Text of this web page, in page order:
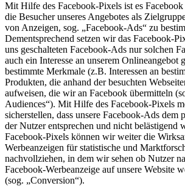
Mit Hilfe des Facebook-Pixels ist es
die Besucher unseres Angebotes als
von Anzeigen, sog. „Facebook-Ads“ zu
Dementsprechend setzen wir das Facebook-
uns geschalteten Facebook-Ads nur solchen
auch ein Interesse an unserem Onlineangebot
bestimmte Merkmale (z.B. Interessen an
Produkten, die anhand der besuchten
aufweisen, die wir an Facebook übermitteln
Audiences“). Mit Hilfe des Facebook-Pixels
sicherstellen, dass unsere Facebook-Ads dem
der Nutzer entsprechen und nicht
Facebook-Pixels können wir weiter die
Werbeanzeigen für statistische und
nachvollziehen, in dem wir sehen ob Nutzer
Facebook-Werbeanzeige auf unsere Website
(sog. „Conversion“).